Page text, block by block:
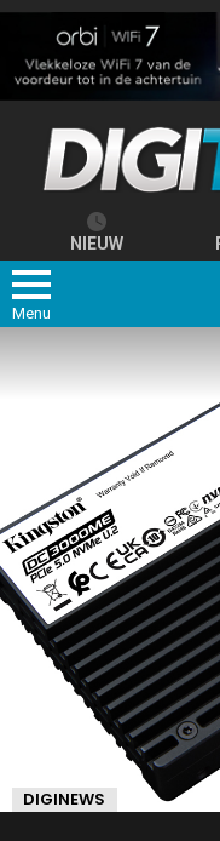
NIEUW
Menu
DIGINEWS